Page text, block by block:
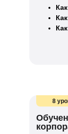
8